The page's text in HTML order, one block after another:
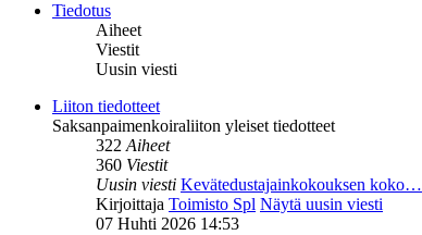
Tiedotus
Aiheet
Viestit
Uusin viesti
Liiton tiedotteet
Saksanpaimenkoiraliiton yleiset tiedotteet
322Aiheet
360 Viestit
Uusin viesti Kevätedustajainkokouksen koko…
Kirjoittaja Toimisto Spl Näytä uusin viesti
07 Huhti 2026 14:53